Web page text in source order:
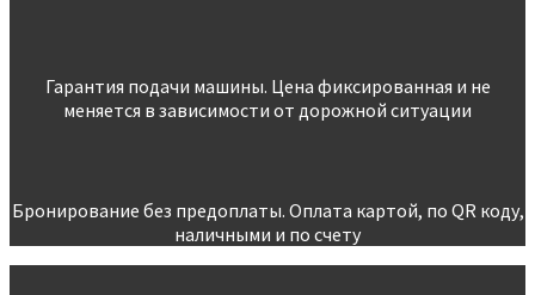
Гарантия подачи машины. Цена фиксированная и не
меняется в зависимости от дорожной ситуации
Бронирование без предоплаты. Оплата картой, по QR коду,
наличными и по счету